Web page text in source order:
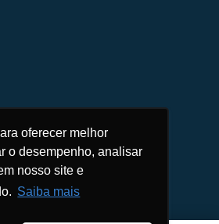
oferecer melhor
o desempenho, analisar
nosso site e
Saiba mais
um patrocinador